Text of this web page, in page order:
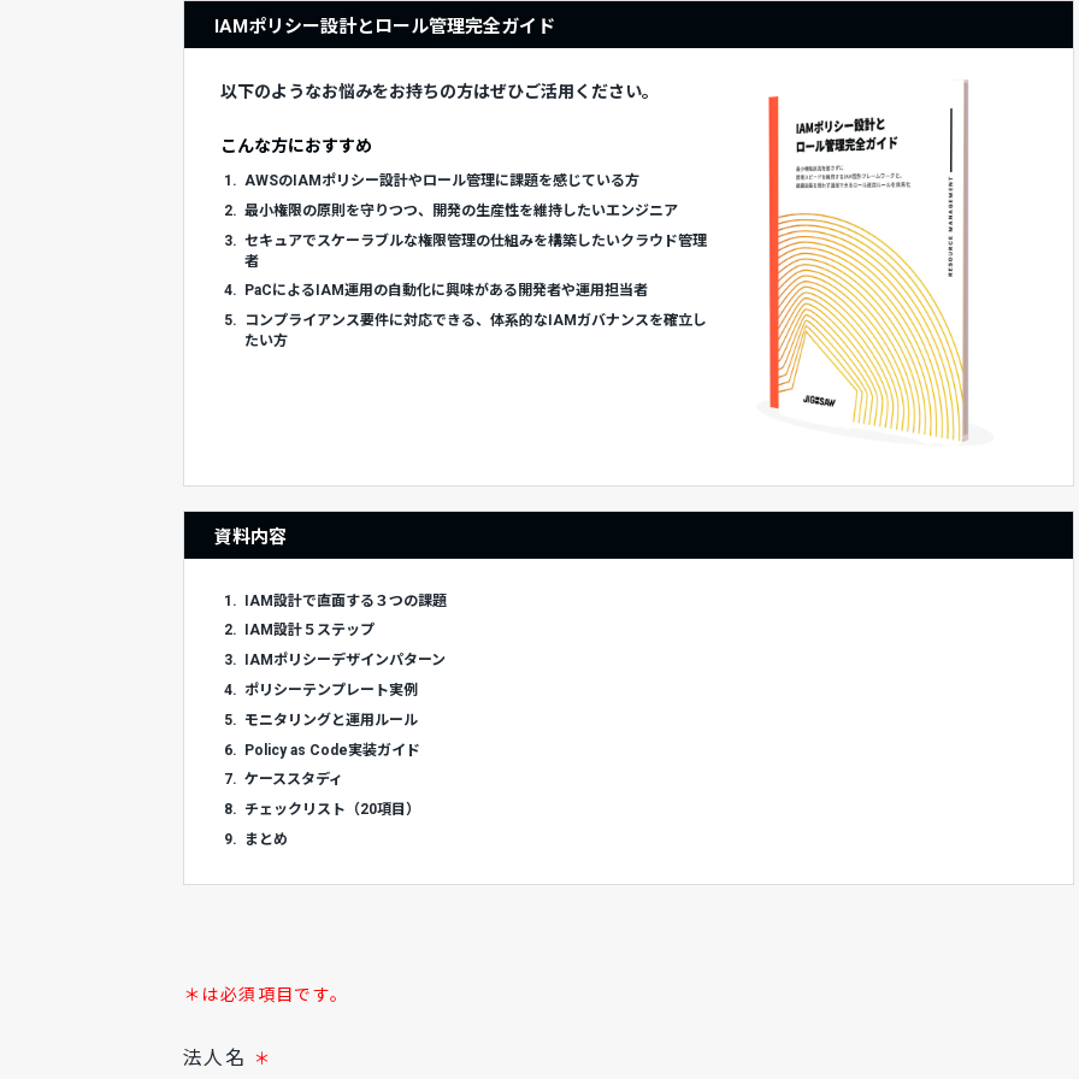
IAMポリシー設計とロール管理完全ガイド
以下のようなお悩みをお持ちの方はぜひご活用ください。
こんな方におすすめ
1. AWSのIAMポリシー設計やロール管理に課題を感じている方
2. 最小権限の原則を守りつつ、開発の生産性を維持したいエンジニア
3. セキュアでスケーラブルな権限管理の仕組みを構築したいクラウド管理
者
4.
PaCによるIAM運用の自動化に興味がある開発者や運用担当者
5.
コンプライアンス要件に対応できる、体系的なIAMガバナンスを確立し
たい方
資料内容
1. IAM設計で直面する３つの課題
2.
IAM設計５ステップ
3.
IAMポリシーデザインパターン
4. ポリシーテンプレート実例
5. モニタリングと運用ルール
6. Policy as Code実装ガイド
7. ケーススタディ
8. チェックリスト（20項目）
9.
まとめ
＊は必須項目です。
法人名 ＊